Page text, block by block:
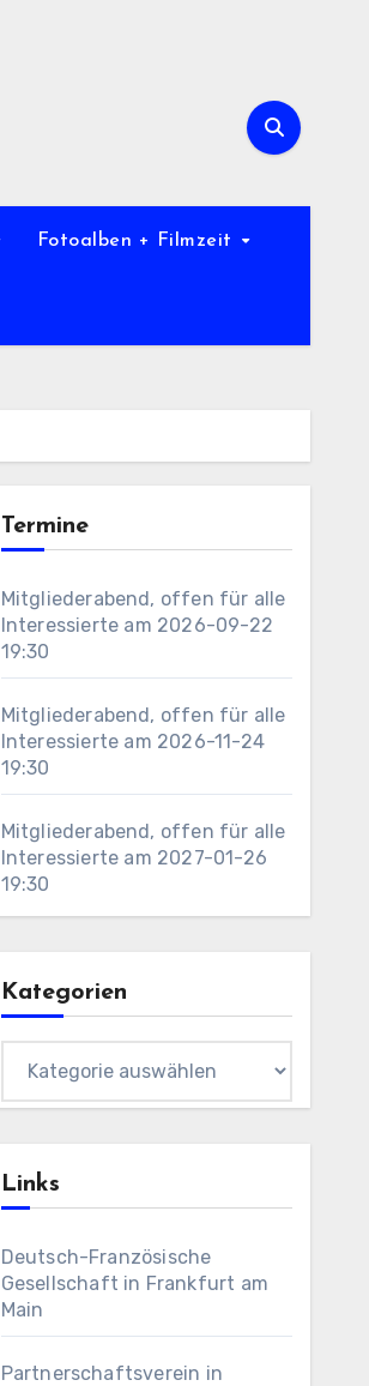
Fotoalben + Filmzeit
Termine
Mitgliederabend, offen für alle
Interessierte am 2026-09-22
19:30
Mitgliederabend, offen für alle
Interessierte am 2026-11-24
19:30
Mitgliederabend, offen für alle
Interessierte am 2027-01-26
19:30
Kategorien
Links
Deutsch-Französische
Gesellschaft in Frankfurt am
Main
Partnerschaftsverein in